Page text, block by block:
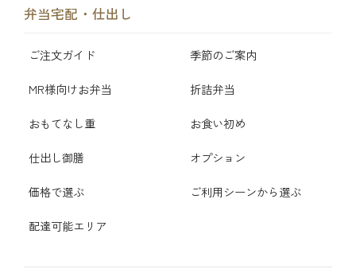
弁当宅配・仕出し
ご注文ガイド 季節のご案内
MR様向けお弁当 折詰弁当
おもてなし重 お食い初め
仕出し御膳 オプション
価格で選ぶ ご利用シーンから選ぶ
配達可能エリア